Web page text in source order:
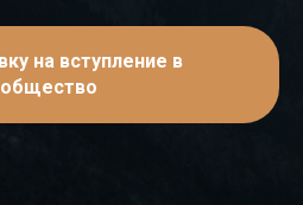
на вступление в